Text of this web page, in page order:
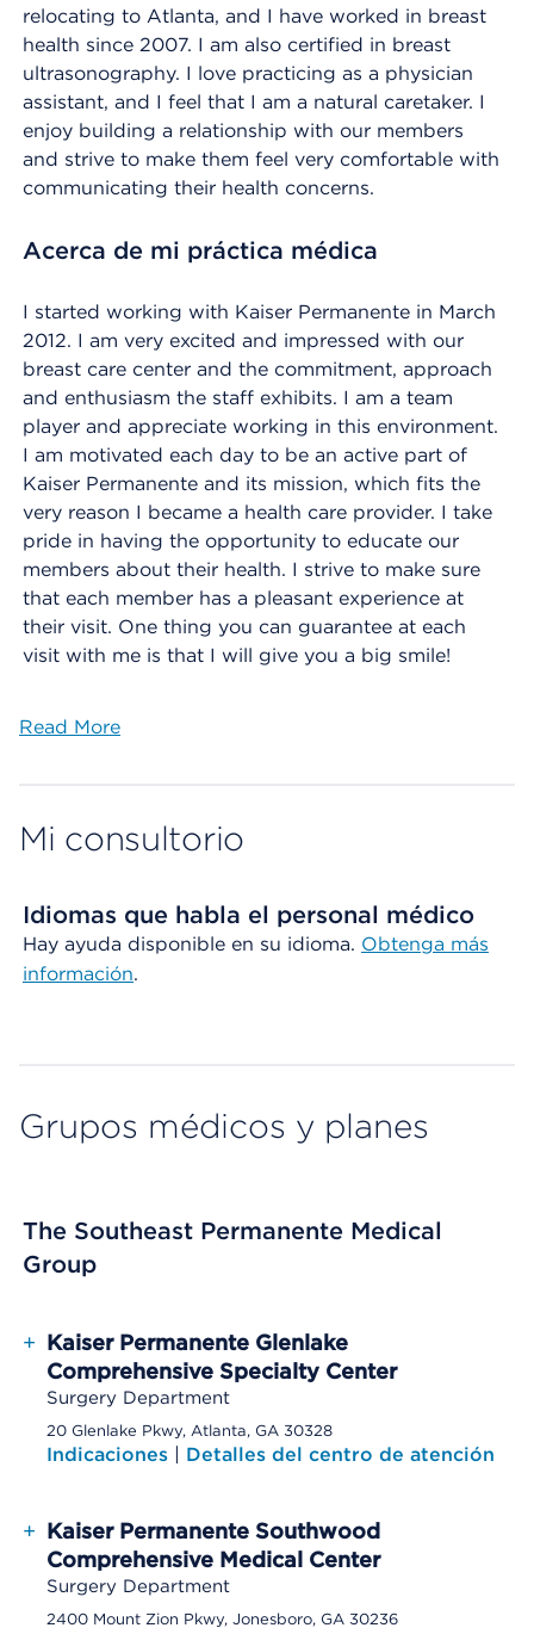
relocating to Atlanta, and I have worked in breast
health since 2007. I am also certified in breast
ultrasonography. I love practicing as a physician
assistant, and I feel that I am a natural caretaker. I
enjoy building a relationship with our members
and strive to make them feel very comfortable with
communicating their health concerns.
Acerca de mi práctica médica
I started working with Kaiser Permanente in March
2012. I am very excited and impressed with our
breast care center and the commitment, approach
and enthusiasm the staff exhibits. I am a team
player and appreciate working in this environment.
I am motivated each day to be an active part of
Kaiser Permanente and its mission, which fits the
very reason I became a health care provider. I take
pride in having the opportunity to educate our
members about their health. I strive to make sure
that each member has a pleasant experience at
their visit. One thing you can guarantee at each
visit with me is that I will give you a big smile!
Read More
Mi consultorio
Idiomas que habla el personal médico
Hay ayuda disponible en su idioma. Obtenga más
información.
Grupos médicos y planes
The Southeast Permanente Medical
Group
+ Kaiser Permanente Glenlake
Comprehensive Specialty Center
Surgery Department
20 Glenlake Pkwy, Atlanta, GA 30328
Indicaciones | Detalles del centro de atención
+ Kaiser Permanente Southwood
Comprehensive Medical Center
Surgery Department
2400 Mount Zion Pkwy, Jonesboro, GA 30236